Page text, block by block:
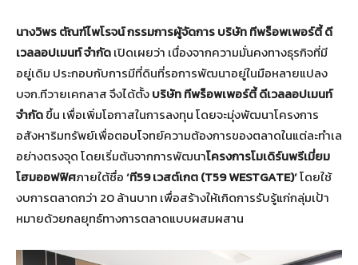
นางวิพร ตัณฑ์ไพโรจน์ กรรมการผู้จัดการ บริษัท ทีพร็อพเพอร์ตี้ ดี
เวลลอปเมนท์ จำกัดเปิดเผยว่า เนื่องจากความมั่นคงทางธุรกิจที่มี
อยู่เดิม ประกอบกับการมีที่ดินที่รอการพัฒนาอยู่ในมือหลายแปลง
บจก.ทีวายเคกลาส จึงได้ตั้งบริษัท ทีพร็อพเพอร์ตี้ ดีเวลลอปเมนท์
จำกัดขึ้น เพื่อเพิ่มโอกาสในการลงทุน โดยจะมุ่งพัฒนาโครงการ
อสังหาริมทรัพย์เพื่อตอบโจทย์ความต้องการของตลาดในแต่ละทำเล
อย่างตรงจุด โดยเริ่มต้นจากการพัฒนาโครงการโมเดิร์นพรีเมี่ยม
โฮมออฟฟิศภายใต้ชื่อ‘ที59 เวสต์เกต (T59 WESTGATE)’โดยใช้
งบการตลาดกว่า 20 ล้านบาท เพื่อสร้างให้เกิดการรับรู้แก่กลุ่มเป้า
หมายด้วยกลยุทธ์ทางการตลาดแบบผสมผสาน